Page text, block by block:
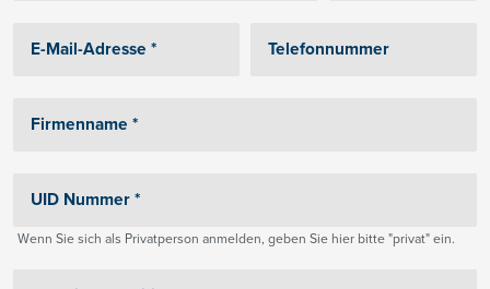
Wenn Sie sich als Privatperson anmelden, geben Sie hier bitte "privat" ein.